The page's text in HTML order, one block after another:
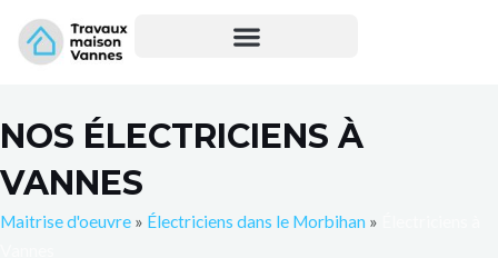
contenu
NOS ÉLECTRICIENS À
VANNES
Maitrise d'oeuvre » Électriciens dans le Morbihan »